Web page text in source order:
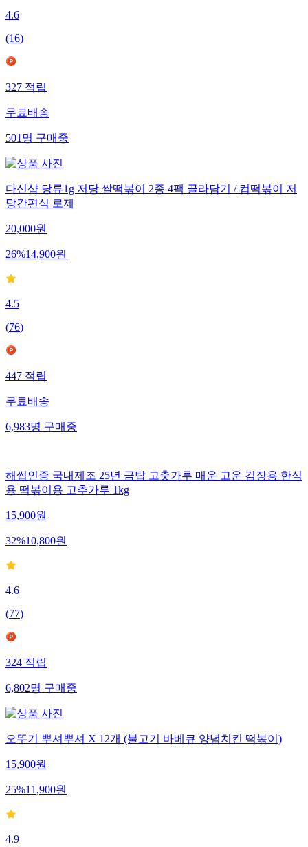
4.6
(16)
327적립
무료배송
501명구매중
다신샵 당류1g 저당 쌀떡볶이 2종 4팩 골라담기 / 컵떡볶이 저
당간편식 로제
20,000원
26%14,900원
4.5
(76)
447적립
무료배송
6,983명구매중
해썹인증 국내제조 25년 금탑 고춧가루 매운 고운 김장용 한식
용 떡볶이용 고추가루 1kg
15,900원
32%10,800원
4.6
(77)
324적립
6,802명구매중
오뚜기 뿌셔뿌셔 X 12개 (불고기 바베큐 양념치킨 떡볶이)
15,900원
25%11,900원
4.9